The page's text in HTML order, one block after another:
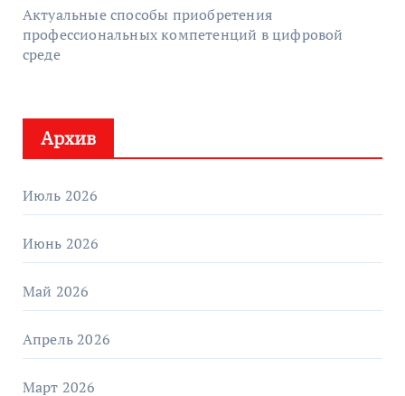
Актуальные способы приобретения
профессиональных компетенций в цифровой
среде
Архив
Июль 2026
Июнь 2026
Май 2026
Апрель 2026
Март 2026